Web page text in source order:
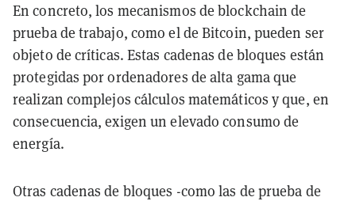
En concreto, los mecanismos de blockchain de
prueba de trabajo, como el de Bitcoin, pueden ser
objeto de críticas. Estas cadenas de bloques están
protegidas por ordenadores de alta gama que
realizan complejos cálculos matemáticos y que, en
consecuencia, exigen un elevado consumo de
energía.
Otras cadenas de bloques -como las de prueba de